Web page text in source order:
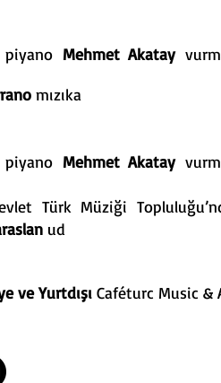
Mehmet Akatay
mızıka
Mehmet Akatay
Türk Müziği
ud
ve Yurtdışı Caféturc Music &